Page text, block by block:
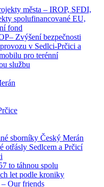
města – IROP, SFDI,
spolufinancované EU,
fond
Zvýšení bezpečnosti
v Sedlci-Prčici a
pro terénní
službu
sborníky Český Merán
otřásly Sedlcem a Prčicí
to táhnou spolu
let podle kroniky
Our friends